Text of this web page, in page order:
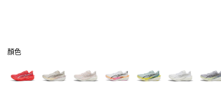
顏色